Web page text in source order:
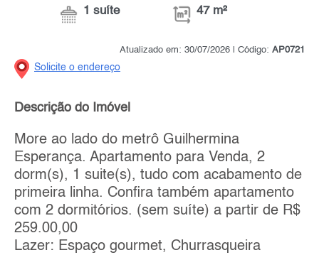
1 suíte 47 m²
Atualizado em: 30/07/2026 | Código: AP0721
Solicite o endereço
Descrição do Imóvel
More ao lado do metrô Guilhermina
Esperança. Apartamento para Venda, 2
dorm(s), 1 suite(s), tudo com acabamento de
primeira linha. Confira também apartamento
com 2 dormitórios. (sem suíte) a partir de R$
259.00,00
Lazer: Espaço gourmet, Churrasqueira